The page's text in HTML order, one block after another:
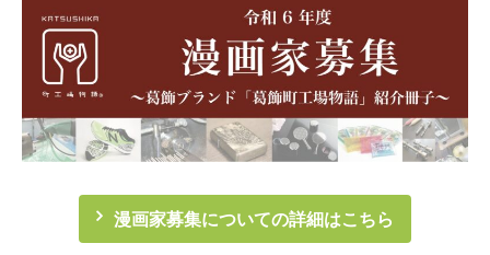
漫画家募集についての詳細はこちら